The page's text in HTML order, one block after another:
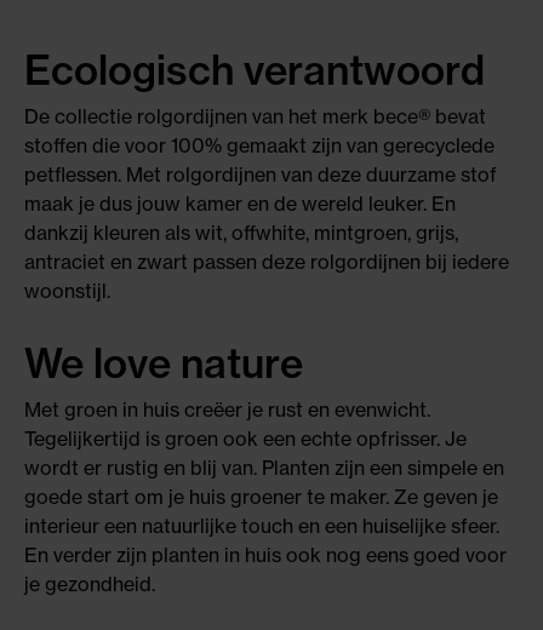
Ecologisch verantwoord
De collectie rolgordijnen van het merk bece® bevat
stoffen die voor 100% gemaakt zijn van gerecyclede
petflessen. Met rolgordijnen van deze duurzame stof
maak je dus jouw kamer en de wereld leuker. En
dankzij kleuren als wit, offwhite, mintgroen, grijs,
antraciet en zwart passen deze rolgordijnen bij iedere
woonstijl.
We love nature
Met groen in huis creëer je rust en evenwicht.
Tegelijkertijd is groen ook een echte opfrisser. Je
wordt er rustig en blij van. Planten zijn een simpele en
goede start om je huis groener te maker. Ze geven je
interieur een natuurlijke touch en een huiselijke sfeer.
En verder zijn planten in huis ook nog eens goed voor
je gezondheid.